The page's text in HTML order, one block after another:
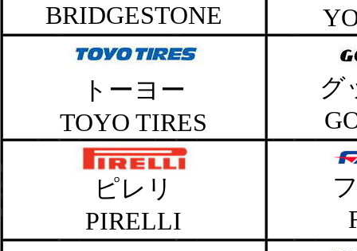
BRIDGESTONE
トーヨー
TOYO TIRES
グ
ピレリ
PIRELLI